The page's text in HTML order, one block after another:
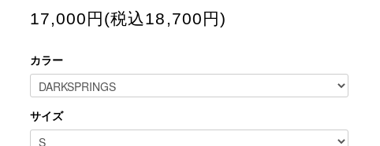
17,000円(税込18,700円)
カラー
サイズ